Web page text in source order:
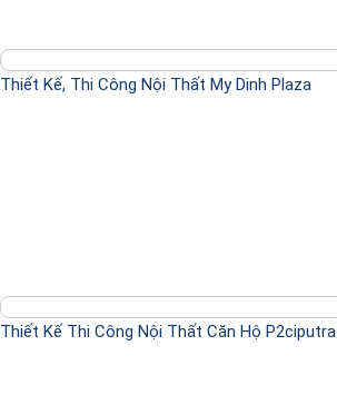
Thiết Kế, Thi Công Nội Thất My Dinh Plaza
Thiết Kế Thi Công Nội Thất Căn Hộ P2ciputra